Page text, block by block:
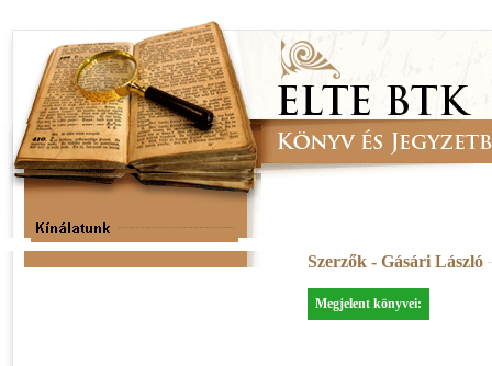
Szerzők - Gásári László
Megjelent könyvei: